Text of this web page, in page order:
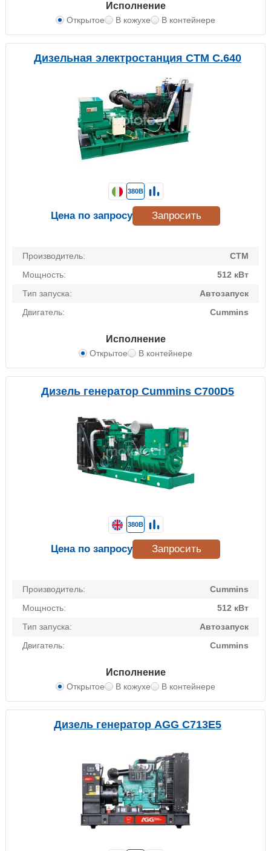
Исполнение
Открытое В кожухе В контейнере
Дизельная электростанция CTM C.640
Производитель:
CTM
Мощность:
512 кВт
Тип запуска:
Автозапуск
Двигатель:
Cummins
Исполнение
Открытое В контейнере
380В
Цена по запросу Запросить
Дизель генератор Cummins C700D5
Производитель:
Cummins
Мощность:
512 кВт
Тип запуска:
Автозапуск
Двигатель:
Cummins
Исполнение
Открытое В кожухе В контейнере
380В
Цена по запросу Запросить
Дизель генератор AGG C713E5